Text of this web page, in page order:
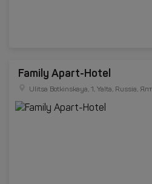
Family Apart-Hotel
Ulitsa Botkinskaya, 1, Yalta, Russia,